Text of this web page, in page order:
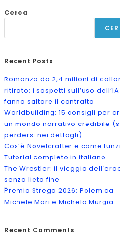
Cerca
Recent Posts
Romanzo da 2,4 milioni di
ritirato: i sospetti sull’uso dell’IA
fanno saltare il contratto
Worldbuilding: 15 consigli per
un mondo narrativo credibile
perdersi nei dettagli)
Cos’è Novelcrafter e come
Tutorial completo in italiano
The Wrestler: il viaggio
senza lieto fine
Premio Strega 2026: Polemica
Michele Mari e Michela Murgia
Recent Comments